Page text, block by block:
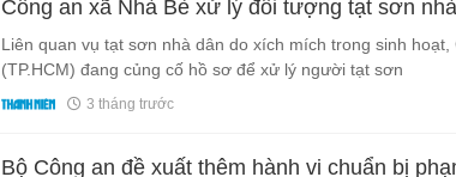
Công an xã Nhà Bè xử lý đối tượng tạt sơn
Liên quan vụ tạt sơn nhà dân do xích mích trong sinh hoạt,
(TP.HCM) đang củng cố hồ sơ để xử lý người tạt sơn
3 tháng trước
Bộ Công an đề xuất thêm hành vi chuẩn bị